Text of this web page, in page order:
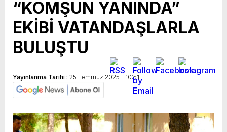
“KOMŞUN YANINDA”
EKİBİ VATANDAŞLARLA
BULUŞTU
Yayınlanma Tarihi : 25 Temmuz 2025 - 10:51